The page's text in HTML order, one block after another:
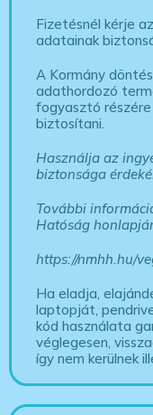
Fizetésnél kérje
adatainak
A Kormány
adathordozó
fogyasztó
biztosítani.
Használja az
biztonsága
További
Hatóság
https://nmhh.hu/
Ha eladja,
laptopját,
kód használata
véglegesen,
így nem kerülnek